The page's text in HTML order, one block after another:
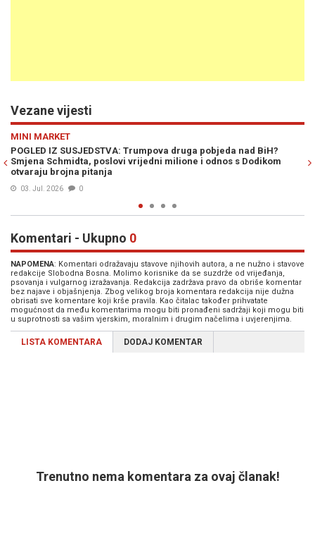
Vezane vijesti
nad BiH?
s Dodikom
POLITIČKA IGRA VISOKOG RIZIKA: Priprema li
ukidanje Schmidtovih odluka?
Komentari - Ukupno 0
NAPOMENA: Komentari odražavaju stavove njihovih autora, a ne nužno i stavove
redakcije Slobodna Bosna. Molimo korisnike da se suzdrže od vrijeđanja,
psovanja i vulgarnog izražavanja. Redakcija zadržava pravo da obriše komentar
bez najave i objašnjenja. Zbog velikog broja komentara redakcija nije dužna
obrisati sve komentare koji krše pravila. Kao čitalac također prihvatate
mogućnost da među komentarima mogu biti pronađeni sadržaji koji mogu biti
u suprotnosti sa vašim vjerskim, moralnim i drugim načelima i uvjerenjima.
LISTA KOMENTARA DODAJ KOMENTAR
Trenutno nema komentara za ovaj članak!